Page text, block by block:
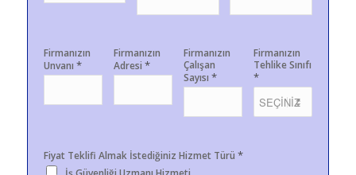
Firmanızın
Unvanı *
Firmanızın
Adresi *
Firmanızın
Çalışan
Sayısı *
Firmanızın
Tehlike Sınıfı
*
Fiyat Teklifi Almak İstediğiniz Hizmet Türü *